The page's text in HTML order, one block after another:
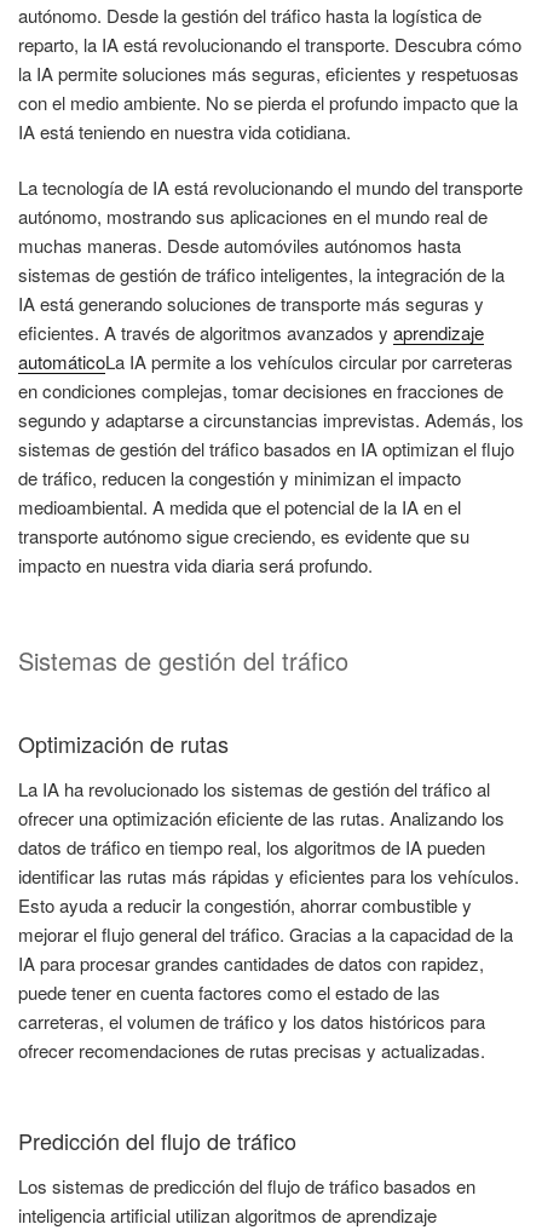
autónomo. Desde la gestión del tráfico hasta la logística de
reparto, la IA está revolucionando el transporte. Descubra cómo
la IA permite soluciones más seguras, eficientes y respetuosas
con el medio ambiente. No se pierda el profundo impacto que la
IA está teniendo en nuestra vida cotidiana.
La tecnología de IA está revolucionando el mundo del transporte
autónomo, mostrando sus aplicaciones en el mundo real de
muchas maneras. Desde automóviles autónomos hasta
sistemas de gestión de tráfico inteligentes, la integración de la
IA está generando soluciones de transporte más seguras y
eficientes. A través de algoritmos avanzados y aprendizaje
automáticoLa IA permite a los vehículos circular por carreteras
en condiciones complejas, tomar decisiones en fracciones de
segundo y adaptarse a circunstancias imprevistas. Además, los
sistemas de gestión del tráfico basados en IA optimizan el flujo
de tráfico, reducen la congestión y minimizan el impacto
medioambiental. A medida que el potencial de la IA en el
transporte autónomo sigue creciendo, es evidente que su
impacto en nuestra vida diaria será profundo.
Sistemas de gestión del tráfico
Optimización de rutas
La IA ha revolucionado los sistemas de gestión del tráfico al
ofrecer una optimización eficiente de las rutas. Analizando los
datos de tráfico en tiempo real, los algoritmos de IA pueden
identificar las rutas más rápidas y eficientes para los vehículos.
Esto ayuda a reducir la congestión, ahorrar combustible y
mejorar el flujo general del tráfico. Gracias a la capacidad de la
IA para procesar grandes cantidades de datos con rapidez,
puede tener en cuenta factores como el estado de las
carreteras, el volumen de tráfico y los datos históricos para
ofrecer recomendaciones de rutas precisas y actualizadas.
Predicción del flujo de tráfico
Los sistemas de predicción del flujo de tráfico basados en
inteligencia artificial utilizan algoritmos de aprendizaje